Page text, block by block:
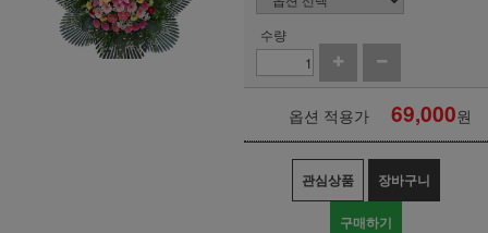
수량
옵션 적용가 69,000원
관심상품 장바구니
구매하기